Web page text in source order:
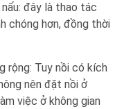
đây là thao tác
chóng hơn, đồng thời
rộng: Tuy nồi có kích
nên đặt nồi ở
việc ở không gian